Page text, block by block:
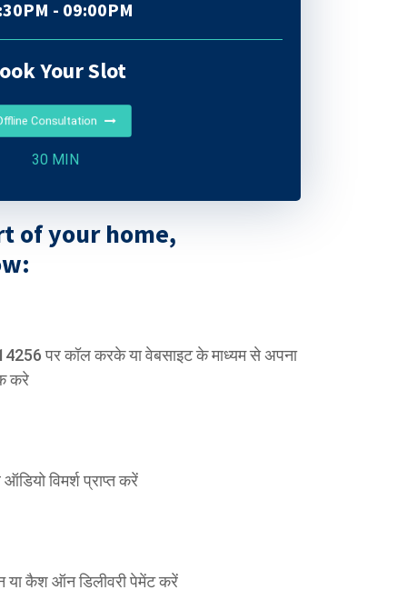
- 09:00PM
Your Slot
Offline Consultation
30 MIN
of your home,
पर कॉल करके या वेबसाइट के माध्यम से अपना
करे
ऑडियो विमर्श प्राप्त करें
या कैश ऑन डिलीवरी पेमेंट करें